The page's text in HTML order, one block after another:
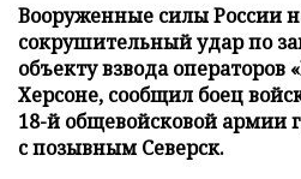
Вооруженные силы России
сокрушительный удар по
объекту взвода
Херсоне, сообщил боец
18-й общевойсковой армии
с позывным Северск.